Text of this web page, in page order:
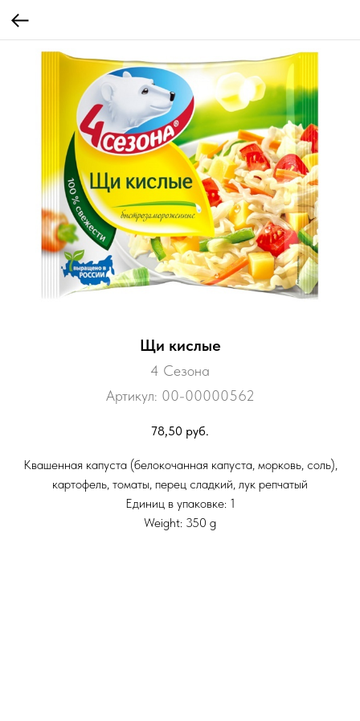
Щи кислые
4 Сезона
Артикул: 00-00000562
78,50 руб.
Квашенная капуста (белокочанная капуста, морковь, соль),
картофель, томаты, перец сладкий, лук репчатый
Единиц в упаковке: 1
Weight: 350 g